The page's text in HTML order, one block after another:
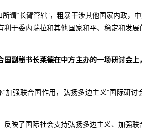
谓“长臂管辖”，粗暴干涉其他国家内政，
于委内瑞拉和其他国家和平、稳定和发
国副秘书长莱德在中方主办的一场研讨会
加强联合国作用，弘扬多边主义”国际研
映了国际社会支持弘扬多边主义、加强